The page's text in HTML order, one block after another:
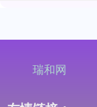
瑞和网